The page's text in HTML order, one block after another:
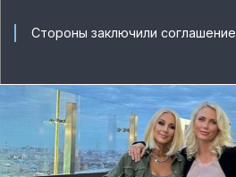
Стороны заключили соглашение